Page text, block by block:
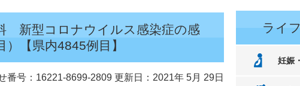
新型コロナウイルス感染症の感
【県内4845例目】
番号：16221-8699-2809 更新日：2021年 5月 29日
ライ
妊娠